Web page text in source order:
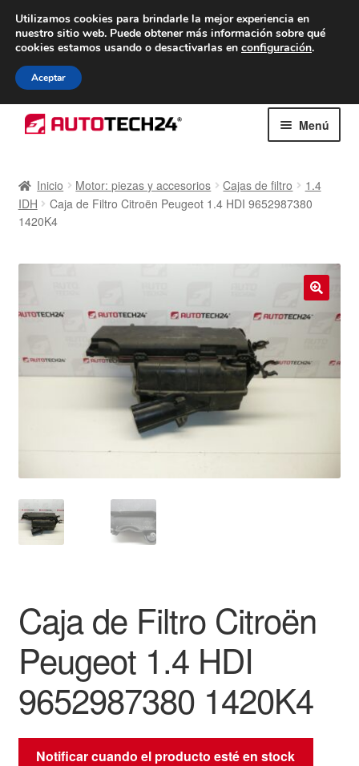
ENTREGA desde 7 EUR
De lunes a viernes de 9 a. m. a 4 p. m.
navegación
al
Menú
Caja registradora
Envío al mundo entero
Mi cuenta
Procedimiento de Reclamación
Queja
Términos y Condiciones
Transporte
Inicio Motor: piezas y accesorios Cajas de filtro
1.4
IDH
Caja de Filtro Citroën Peugeot 1.4 HDI 9652987380
1420K4
🔍
Caja de Filtro Citroën
Peugeot 1.4 HDI
9652987380 1420K4
Notificar cuando el producto esté en stock
Utilizamos cookies para brindarle la mejor experiencia en
nuestro sitio web. Puede obtener más información sobre qué
cookies estamos usando o desactivarlas en configuración.
Aceptar